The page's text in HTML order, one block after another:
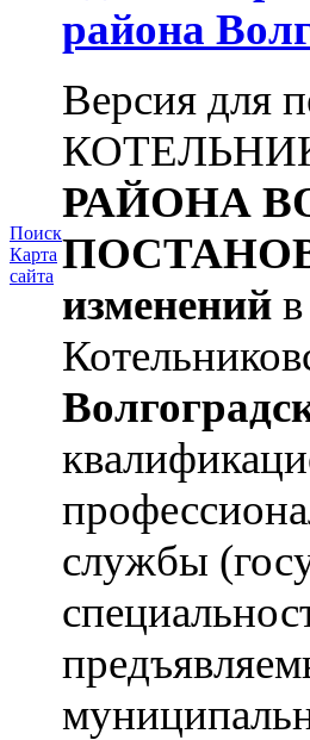
Поиск
Карта
сайта
района
Версия
РАЙОНА
изменений в
службы